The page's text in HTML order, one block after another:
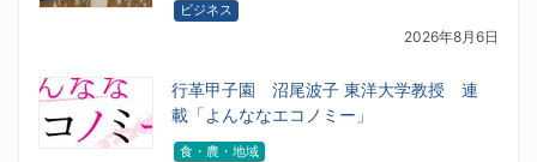
ビジネス
2026年8月6日
行革甲子園 沼尾波子 東洋大学教授 連
載「よんななエコノミー」
食・農・地域